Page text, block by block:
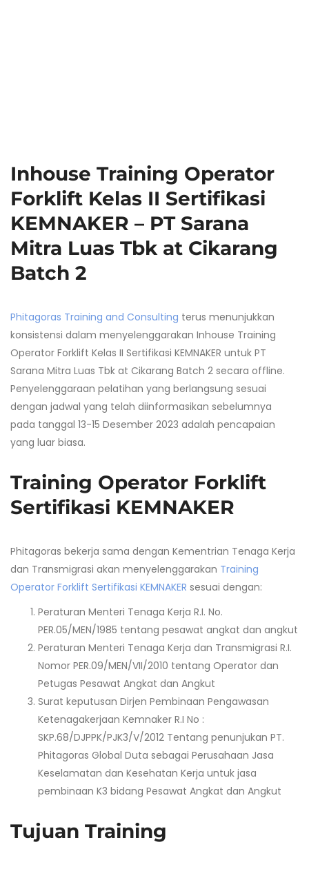
Inhouse Training Operator
Forklift Kelas II Sertifikasi
KEMNAKER – PT Sarana
Mitra Luas Tbk at Cikarang
Batch 2
Phitagoras Training and Consulting terus menunjukkan
konsistensi dalam menyelenggarakan Inhouse Training
Operator Forklift Kelas II Sertifikasi KEMNAKER untuk PT
Sarana Mitra Luas Tbk at Cikarang Batch 2 secara offline.
Penyelenggaraan pelatihan yang berlangsung sesuai
dengan jadwal yang telah diinformasikan sebelumnya
pada tanggal 13-15 Desember 2023 adalah pencapaian
yang luar biasa.
Training Operator Forklift
Sertifikasi KEMNAKER
Phitagoras bekerja sama dengan Kementrian Tenaga Kerja
dan Transmigrasi akan menyelenggarakan Training
Operator Forklift Sertifikasi KEMNAKER sesuai dengan:
Peraturan Menteri Tenaga Kerja R.I. No.
PER.05/MEN/1985 tentang pesawat angkat dan angkut
Peraturan Menteri Tenaga Kerja dan Transmigrasi R.I.
Nomor PER.09/MEN/VII/2010 tentang Operator dan
Petugas Pesawat Angkat dan Angkut
Surat keputusan Dirjen Pembinaan Pengawasan
Ketenagakerjaan Kemnaker R.I No :
SKP.68/DJPPK/PJK3/V/2012 Tentang penunjukan PT.
Phitagoras Global Duta sebagai Perusahaan Jasa
Keselamatan dan Kesehatan Kerja untuk jasa
pembinaan K3 bidang Pesawat Angkat dan Angkut
Tujuan Training